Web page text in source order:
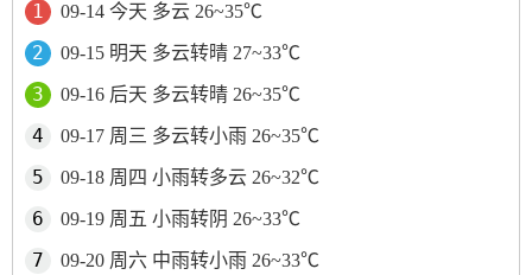
09-14 今天 多云 26~35℃
09-15 明天 多云转晴 27~33℃
09-16 后天 多云转晴 26~35℃
09-17 周三 多云转小雨 26~35℃
09-18 周四 小雨转多云 26~32℃
09-19 周五 小雨转阴 26~33℃
09-20 周六 中雨转小雨 26~33℃